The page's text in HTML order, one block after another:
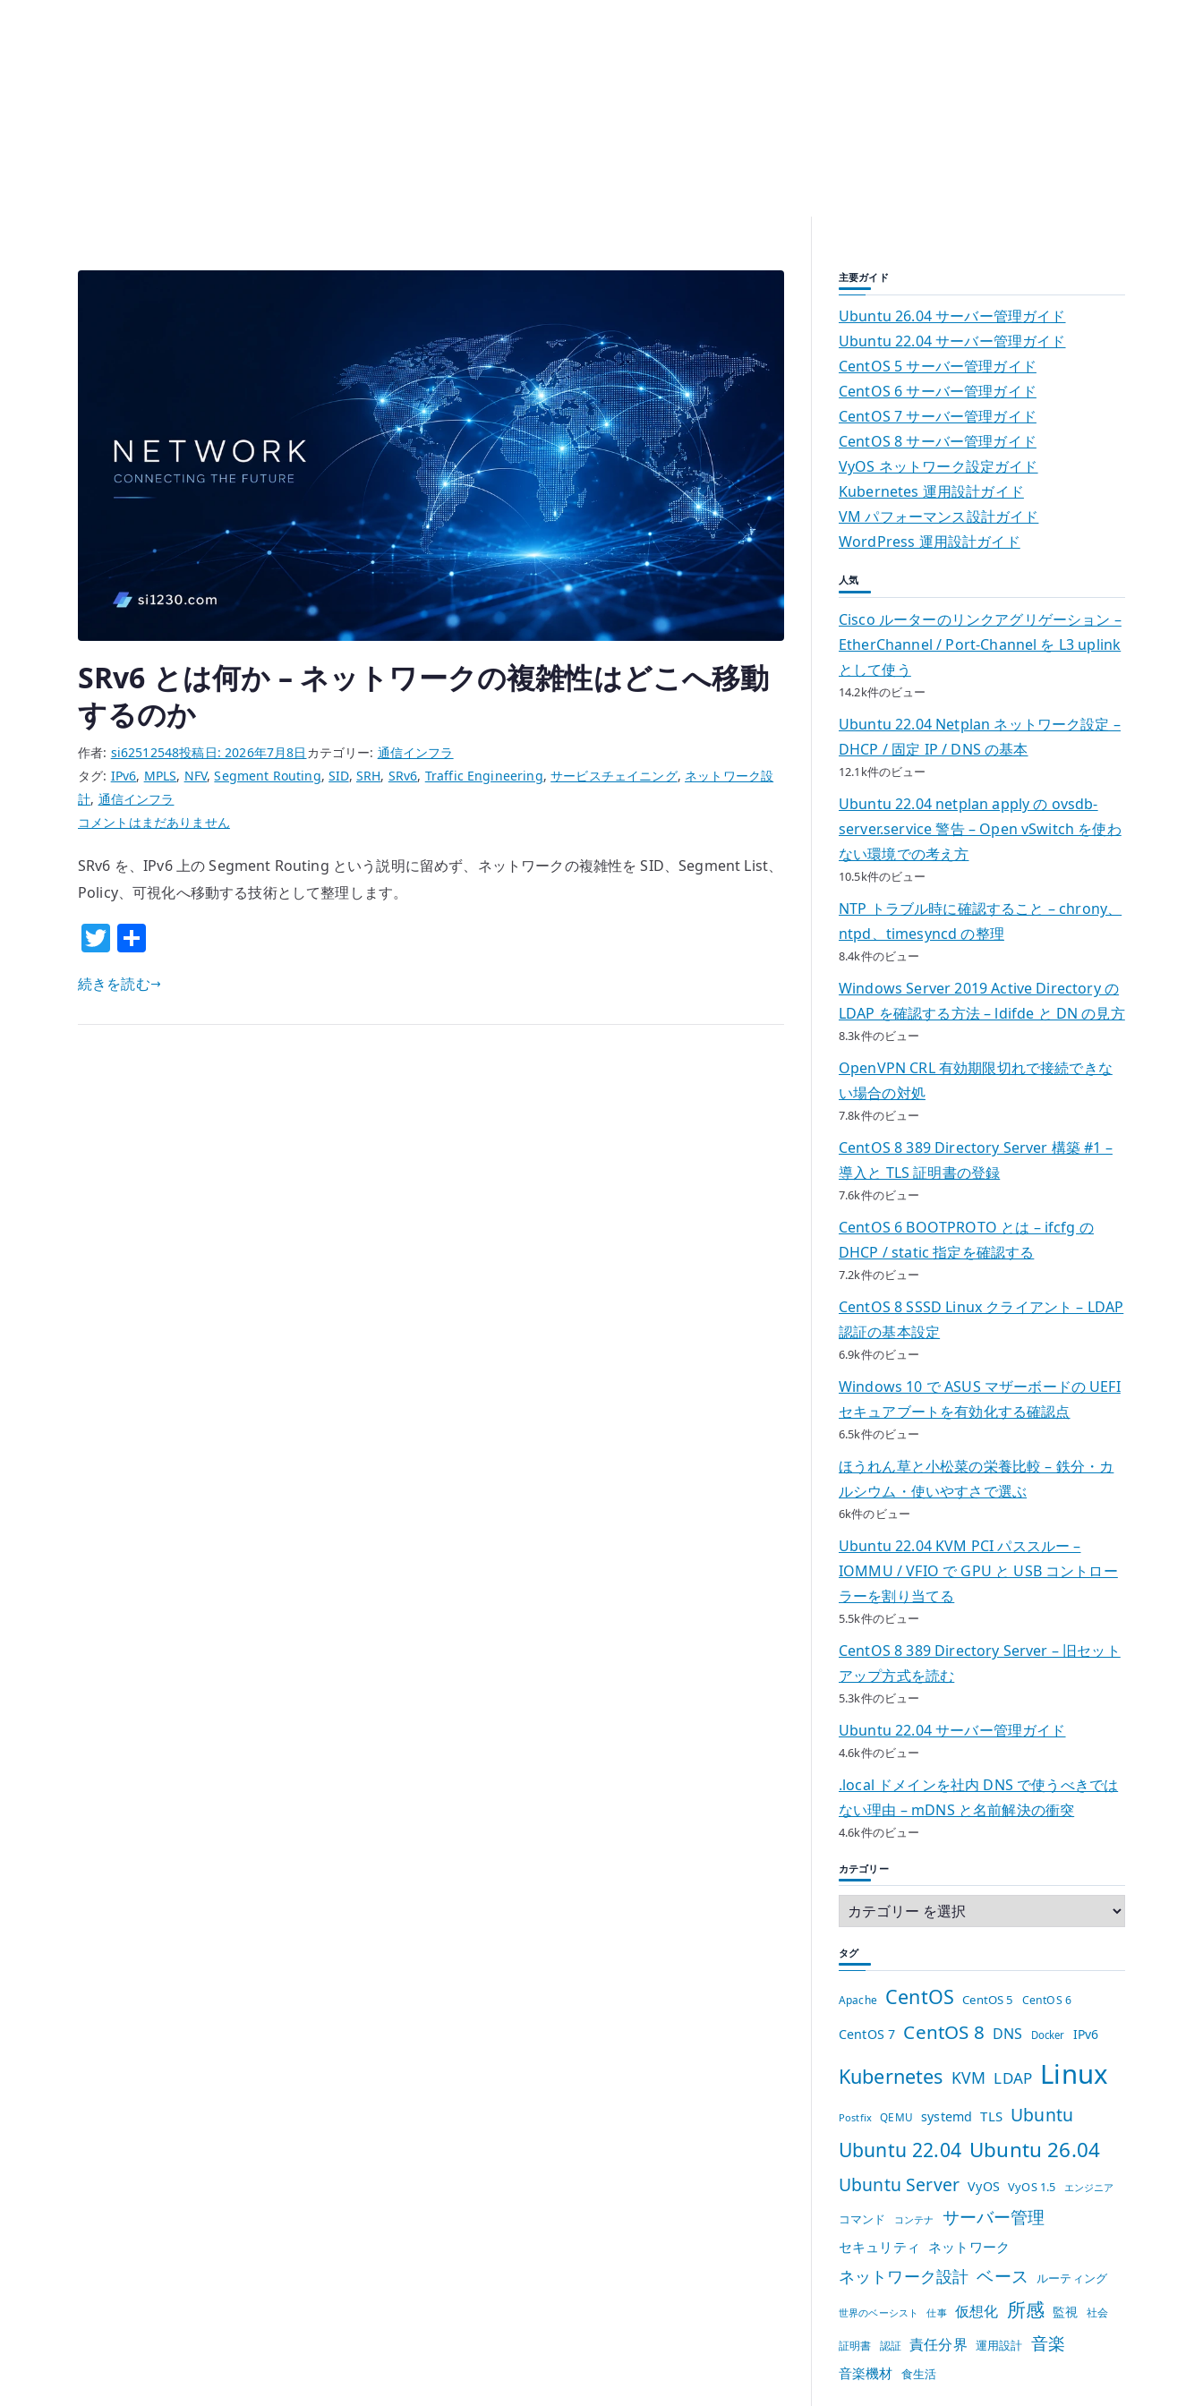
SRv6 とは何か – ネットワークの複雑性はどこへ移動
するのか
作者: si62512548投稿日:2026年7月8日 カテゴリー: 通信インフラ
タグ: IPv6, MPLS, NFV,Segment Routing,SID, SRH, SRv6, Traffic Engineering,サービスチェイニング, ネットワーク設
計, 通信インフラ
SRv6
は
何
ッ
コメントはまだありません
SRv6 を、IPv6 上の Segment Routing という説明に留めず、ネットワークの複雑性を SID、Segment List、
Policy、可視化へ移動する技術として整理します。
T
w
it
te
続きを読む
主要ガイド
Ubuntu 26.04 サーバー管理ガイド
Ubuntu 22.04 サーバー管理ガイド
CentOS 5 サーバー管理ガイド
CentOS 6 サーバー管理ガイド
CentOS 7 サーバー管理ガイド
CentOS 8 サーバー管理ガイド
VyOS ネットワーク設定ガイド
Kubernetes 運用設計ガイド
VM パフォーマンス設計ガイド
WordPress 運用設計ガイド
人気
Cisco ルーターのリンクアグリゲーション –
EtherChannel / Port-Channel を L3 uplink
として使う
14.2k件のビュー
Ubuntu 22.04 Netplan ネットワーク設定 –
DHCP / 固定 IP / DNS の基本
12.1k件のビュー
Ubuntu 22.04 netplan apply の ovsdb-
server.service 警告 – Open vSwitch を使わ
ない環境での考え方
10.5k件のビュー
NTP トラブル時に確認すること – chrony、
ntpd、timesyncd の整理
8.4k件のビュー
Windows Server 2019 Active Directory の
LDAP を確認する方法 – ldifde と DN の見方
8.3k件のビュー
OpenVPN CRL 有効期限切れで接続できな
い場合の対処
7.8k件のビュー
CentOS 8 389 Directory Server 構築 #1 –
導入と TLS 証明書の登録
7.6k件のビュー
CentOS 6 BOOTPROTO とは – ifcfg の
DHCP / static 指定を確認する
7.2k件のビュー
CentOS 8 SSSD Linux クライアント – LDAP
認証の基本設定
6.9k件のビュー
Windows 10 で ASUS マザーボードの UEFI
セキュアブートを有効化する確認点
6.5k件のビュー
ほうれん草と小松菜の栄養比較 – 鉄分・カ
ルシウム・使いやすさで選ぶ
6k件のビュー
Ubuntu 22.04 KVM PCI パススルー –
IOMMU / VFIO で GPU と USB コントロー
ラーを割り当てる
5.5k件のビュー
CentOS 8 389 Directory Server – 旧セット
アップ方式を読む
5.3k件のビュー
Ubuntu 22.04 サーバー管理ガイド
4.6k件のビュー
.local ドメインを社内 DNS で使うべきでは
ない理由 – mDNS と名前解決の衝突
4.6k件のビュー
カテゴリー
タグ
Apache CentOS CentOS 5 CentOS 6
CentOS 7 CentOS 8 DNS Docker IPv6
Kubernetes KVM LDAP Linux
Postfix QEMU systemd TLS Ubuntu
Ubuntu 22.04 Ubuntu 26.04
Ubuntu Server VyOS VyOS 1.5 エンジニア
コマンド コンテナ サーバー管理
セキュリティ ネットワーク
ネットワーク設計 ベース ルーティング
世界のベーシスト 仕事 仮想化 所感 監視 社会
証明書 認証 責任分界 運用設計 音楽
音楽機材 食生活